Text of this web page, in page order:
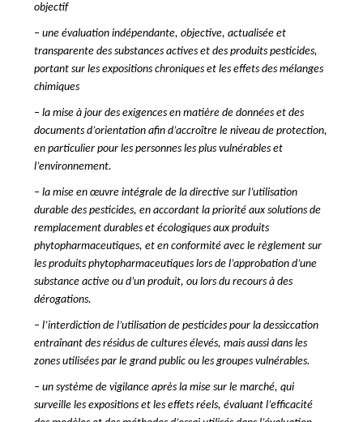
objectif
– une évaluation indépendante, objective, actualisée et
transparente des substances actives et des produits pesticides,
portant sur les expositions chroniques et les effets des mélanges
chimiques
– la mise à jour des exigences en matière de données et des
documents d’orientation afin d’accroître le niveau de protection,
en particulier pour les personnes les plus vulnérables et
l’environnement.
– la mise en œuvre intégrale de la directive sur l’utilisation
durable des pesticides, en accordant la priorité aux solutions de
remplacement durables et écologiques aux produits
phytopharmaceutiques, et en conformité avec le règlement sur
les produits phytopharmaceutiques lors de l’approbation d’une
substance active ou d’un produit, ou lors du recours à des
dérogations.
– l’interdiction de l’utilisation de pesticides pour la dessiccation
entraînant des résidus de cultures élevés, mais aussi dans les
zones utilisées par le grand public ou les groupes vulnérables.
– un système de vigilance après la mise sur le marché, qui
surveille les expositions et les effets réels, évaluant l’efficacité